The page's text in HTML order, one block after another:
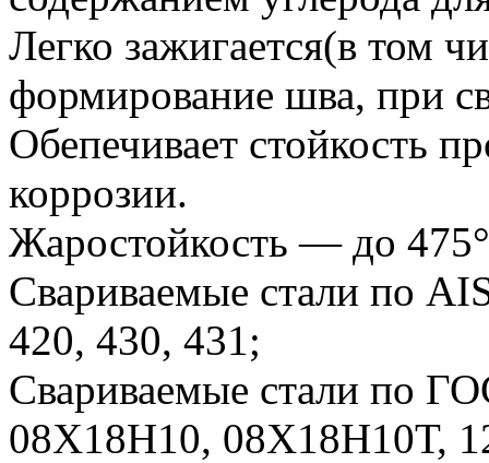
Легко зажигается(в том
формирование шва, при
Обепечивает стойкость
коррозии.
Жаростойкость — до
Свариваемые стали по
420, 430, 431;
Свариваемые стали по
08Х18Н10, 08Х18Н10Т,